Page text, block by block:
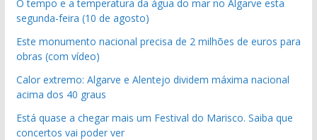
O tempo e a temperatura da água do mar no Algarve esta
segunda-feira (10 de agosto)
Este monumento nacional precisa de 2 milhões de euros para
obras (com vídeo)
Calor extremo: Algarve e Alentejo dividem máxima nacional
acima dos 40 graus
Está quase a chegar mais um Festival do Marisco. Saiba que
concertos vai poder ver